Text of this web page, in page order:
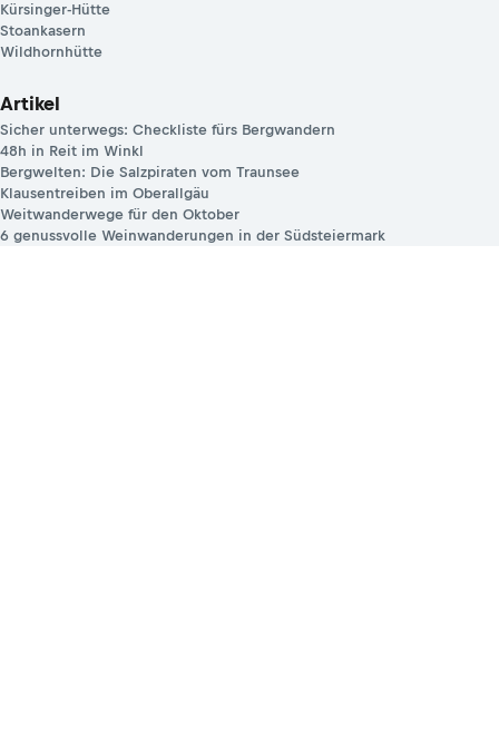
Kürsinger-Hütte
Stoankasern
Wildhornhütte
Artikel
Sicher unterwegs: Checkliste fürs Bergwandern
48h in Reit im Winkl
Bergwelten: Die Salzpiraten vom Traunsee
Klausentreiben im Oberallgäu
Weitwanderwege für den Oktober
6 genussvolle Weinwanderungen in der Südsteiermark